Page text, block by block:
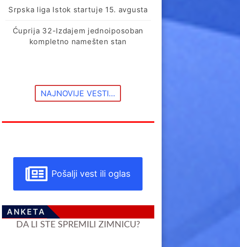
Srpska liga Istok startuje 15. avgusta
Ćuprija 32-Izdajem jednoiposoban
kompletno namešten stan
NAJNOVIJE VESTI…
Pošalji vest ili oglas
ANKETA
DA LI STE SPREMILI ZIMNICU?